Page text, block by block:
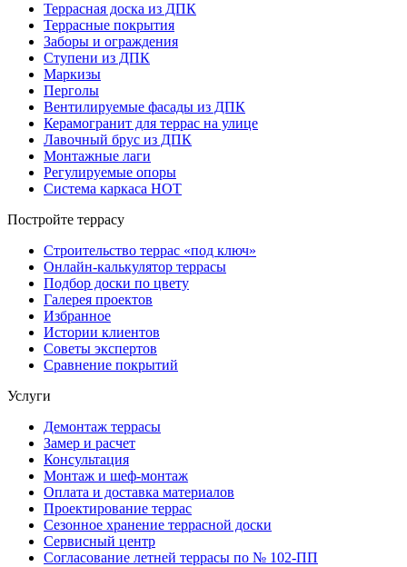
Террасная доска из ДПК
Террасные покрытия
Заборы и ограждения
Ступени из ДПК
Маркизы
Перголы
Вентилируемые фасады из ДПК
Керамогранит для террас на улице
Лавочный брус из ДПК
Монтажные лаги
Регулируемые опоры
Система каркаса НОТ
Постройте террасу
Строительство террас «под ключ»
Онлайн-калькулятор террасы
Подбор доски по цвету
Галерея проектов
Избранное
Истории клиентов
Советы экспертов
Сравнение покрытий
Услуги
Демонтаж террасы
Замер и расчет
Консультация
Монтаж и шеф-монтаж
Оплата и доставка материалов
Проектирование террас
Сезонное хранение террасной доски
Сервисный центр
Согласование летней террасы по № 102-ПП